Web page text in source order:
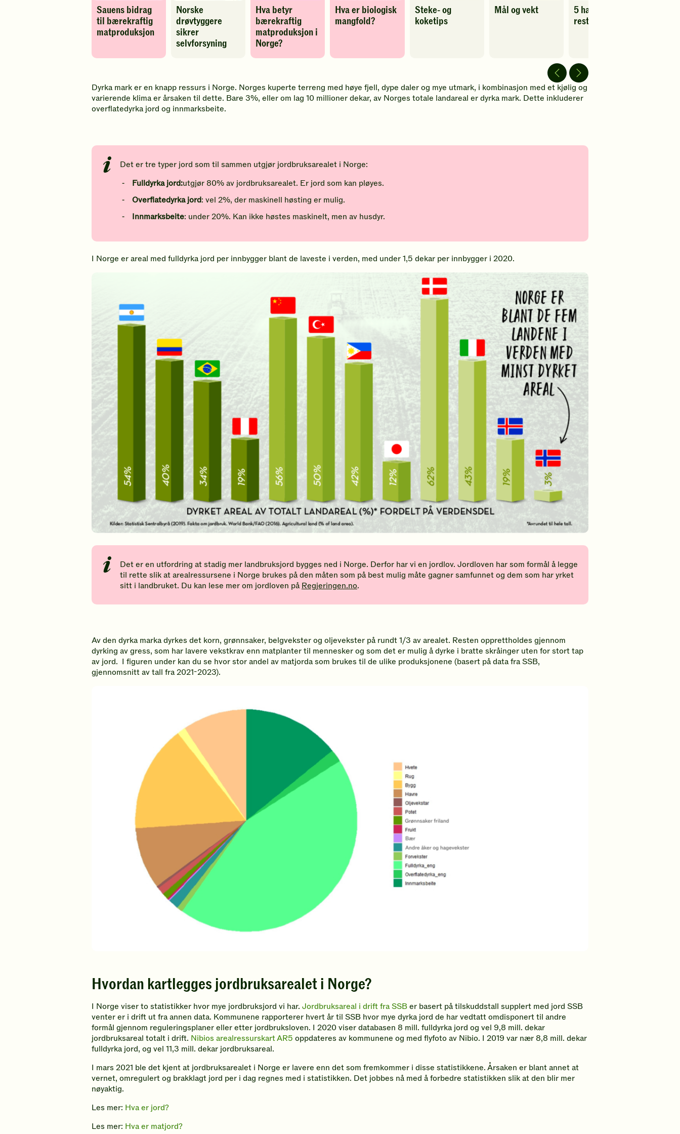
Sauens bidrag
til bærekraftig
matproduksjon
favoritter
Norske
drøvtyggere
sikrer
selvforsyning
favoritterHva betyr
bærekraftig
matproduksjon i
Norge?
favoritter
Hva er biologisk
mangfold?
favoritterSteke- og
koketips
Mål og vekt
5 hacks med
restemat!
Dyrka mark er en knapp ressurs i Norge. Norges kuperte terreng med høye fjell, dype daler og mye utmark, i kombinasjon med et kjølig og
varierende klima er årsaken til dette. Bare 3%, eller om lag 10 millioner dekar, av Norges totale landareal er dyrka mark. Dette inkluderer
overflatedyrka jord og innmarksbeite.
Det er tre typer jord som til sammen utgjør jordbruksarealet i Norge:
Fulldyrka jord:utgjør 80% av jordbruksarealet. Er jord som kan pløyes.
Overflatedyrka jord: vel 2%, der maskinell høsting er mulig.
Innmarksbeite: under 20%. Kan ikke høstes maskinelt, men av husdyr.
I Norge er areal med fulldyrka jord per innbygger blant de laveste i verden, med under 1,5 dekar per innbygger i 2020.
Det er en utfordring at stadig mer landbruksjord bygges ned i Norge. Derfor har vi en jordlov. Jordloven har som formål å legge
til rette slik at arealressursene i Norge brukes på den måten som på best mulig måte gagner samfunnet og dem som har yrket
sitt i landbruket. Du kan lese mer om jordloven påRegjeringen.no.
Av den dyrka marka dyrkes det korn, grønnsaker, belgvekster og oljevekster på rundt 1/3 av arealet. Resten opprettholdes gjennom
dyrking av gress, som har lavere vekstkrav enn matplanter til mennesker og som det er mulig å dyrke i bratte skråinger uten for stort tap
av jord. I figuren under kan du se hvor stor andel av matjorda som brukes til de ulike produksjonene (basert på data fra SSB,
gjennomsnitt av tall fra 2021-2023).
Hvordan kartlegges jordbruksarealet i Norge?
I Norge viser to statistikker hvor mye jordbruksjord vi har. Jordbruksareal i drift fra SSBer basert på tilskuddstall supplert med jord SSB
venter er i drift ut fra annen data. Kommunene rapporterer hvert år til SSB hvor mye dyrka jord de har vedtatt omdisponert til andre
formål gjennom reguleringsplaner eller etter jordbruksloven. I 2020 viser databasen 8 mill. fulldyrka jord og vel 9,8 mill. dekar
jordbruksareal totalt i drift. Nibios arealressurskart AR5 oppdateres av kommunene og med flyfoto av Nibio. I 2019 var nær 8,8 mill. dekar
fulldyrka jord, og vel 11,3 mill. dekar jordbruksareal.
I mars 2021 ble det kjent at jordbruksarealet i Norge er lavere enn det som fremkommer i disse statistikkene. Årsaken er blant annet at
vernet, omregulert og brakklagt jord per i dag regnes med i statistikken. Det jobbes nå med å forbedre statistikken slik at den blir mer
nøyaktig.
Les mer: Hva er jord?
Les mer: Hva er matjord?